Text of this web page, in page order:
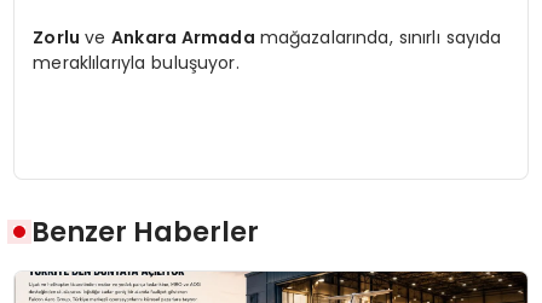
Zorlu veAnkara Armada mağazalarında, sınırlı sayıda
meraklılarıyla buluşuyor.
Benzer Haberler